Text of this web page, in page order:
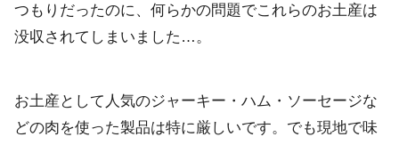
つもりだったのに、何らかの問題でこれらのお土産は
没収されてしまいました…。
お土産として人気のジャーキー・ハム・ソーセージな
どの肉を使った製品は特に厳しいです。でも現地で味